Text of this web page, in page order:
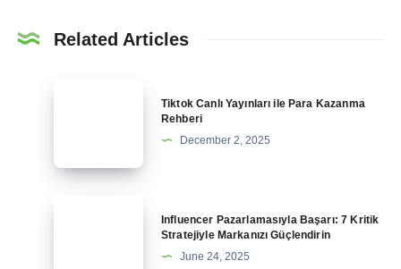
Related Articles
Para
Tiktok Canlı Yayınları ile Para Kazanma
Rehberi
December 2, 2025
Influencer Pazarlamasıyla Başarı: 7 Kritik
Stratejiyle Markanızı Güçlendirin
June 24, 2025